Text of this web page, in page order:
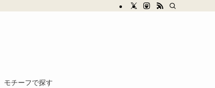
モチーフで探す